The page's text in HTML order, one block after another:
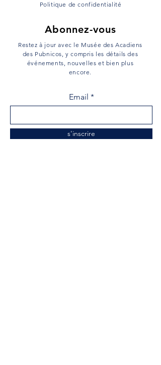
Politique de confidentialité
Abonnez-vous
Restez à jour avec le Musée des Acadiens
des Pubnicos, y compris les détails des
événements, nouvelles et bien plus
encore.
Email
s'inscrire